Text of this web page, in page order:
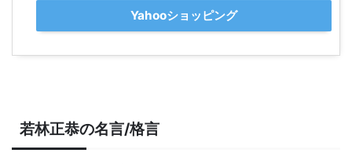
Yahooショッピング
若林正恭の名言/格言